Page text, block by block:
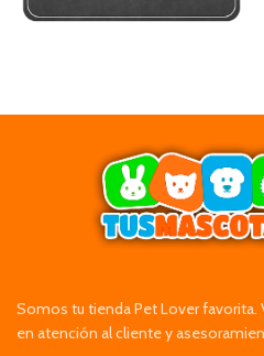
Somos tu tienda Pet Lover favorita.
en atención al cliente y